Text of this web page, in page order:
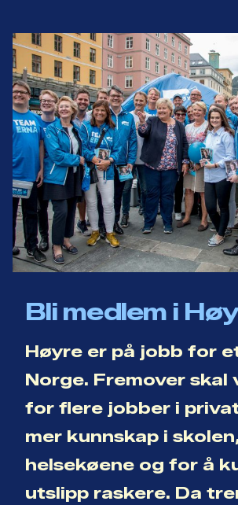
Bli medlem i
Høyre er på jobb for
Norge. Fremover skal
for flere jobber i
mer kunnskap i
helsekøene og for å
utslipp raskere. Da